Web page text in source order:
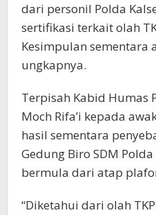
dari personil Polda
sertifikasi terkait olah
Kesimpulan sementara
ungkapnya.
Terpisah Kabid Humas
Moch Rifa’i kepada
hasil sementara
Gedung Biro SDM
bermula dari atap
“Diketahui dari olah